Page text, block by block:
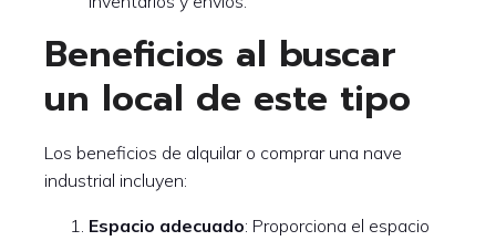
Beneficios al buscar
un local de este tipo
Los beneficios de alquilar o comprar una nave
industrial incluyen:
Espacio adecuado: Proporciona el espacio